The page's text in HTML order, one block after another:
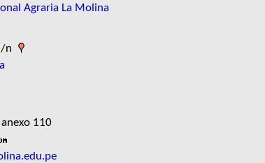
Agraria La Molina
n
110